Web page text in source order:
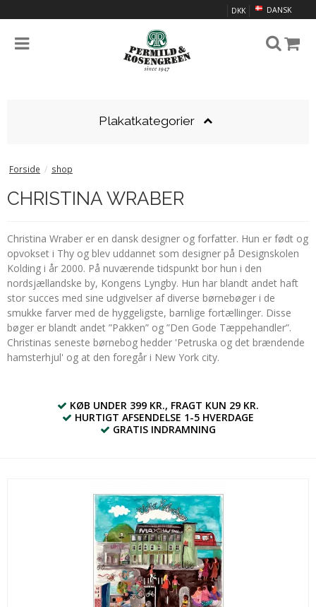
DANSK
DKK
Plakatkategorier
Forside / shop
CHRISTINA WRABER
Christina Wraber er en dansk designer og forfatter. Hun er født og
opvokset i Thy og blev uddannet som designer på Designskolen
Kolding i år 2000. På nuværende tidspunkt bor hun i den
nordsjællandske by, Kongens Lyngby. Hun har blandt andet haft
stor succes med sine udgivelser af diverse børnebøger i de
smukke farver med de hyggeligste, barnlige fortællinger. Disse
bøger er blandt andet ”Pakken” og ”Den Gode Tæppehandler”.
Christinas seneste børnebog hedder 'Petruska og det brændende
hamsterhjul' og at den foregår i New York city.
KØB UNDER 399 KR., FRAGT KUN 29 KR.
HURTIGT AFSENDELSE 1-5 HVERDAGE
GRATIS INDRAMNING